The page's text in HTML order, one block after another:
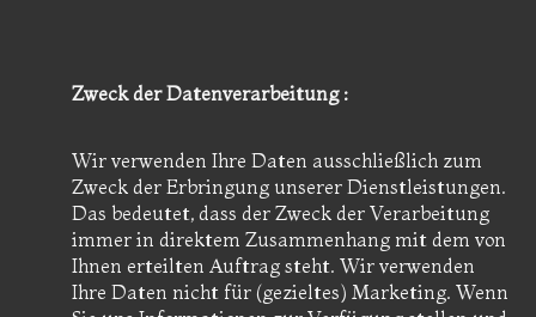
Zweck der Datenverarbeitung :
Wir verwenden Ihre Daten ausschließlich zum
Zweck der Erbringung unserer Dienstleistungen.
Das bedeutet, dass der Zweck der Verarbeitung
immer in direktem Zusammenhang mit dem von
Ihnen erteilten Auftrag steht. Wir verwenden
Ihre Daten nicht für (gezieltes) Marketing. Wenn